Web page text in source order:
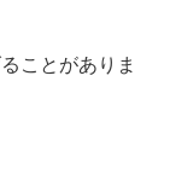
ことがありま